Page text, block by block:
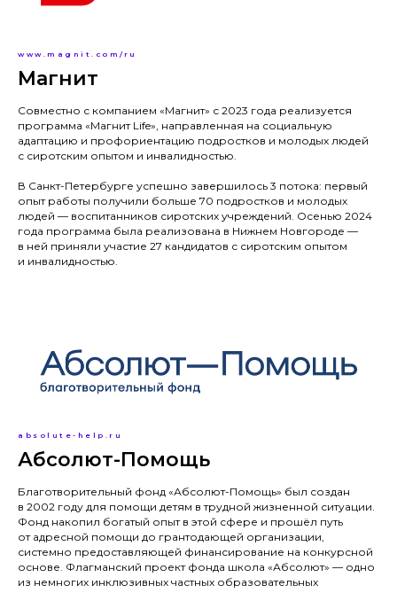
www.magnit.com/ru
Магнит
Совместно с компанием «Магнит» с 2023 года реализуется
программа «Магнит Life», направленная на социальную
адаптацию и профориентацию подростков и молодых людей
с сиротским опытом и инвалидностью.
В Санкт-Петербурге успешно завершилось 3 потока: первый
опыт работы получили больше 70 подростков и молодых
людей — воспитанников сиротских учреждений. Осенью 2024
года программа была реализована в Нижнем Новгороде —
в ней приняли участие 27 кандидатов с сиротским опытом
и инвалидностью.
absolute-help.ru
Абсолют-Помощь
Благотворительный фонд «Абсолют-Помощь» был создан
в 2002 году для помощи детям в трудной жизненной ситуации.
Фонд накопил богатый опыт в этой сфере и прошёл путь
от адресной помощи до грантодающей организации,
системно предоставляющей финансирование на конкурсной
основе. Флагманский проект фонда школа «Абсолют» — одно
из немногих инклюзивных частных образовательных